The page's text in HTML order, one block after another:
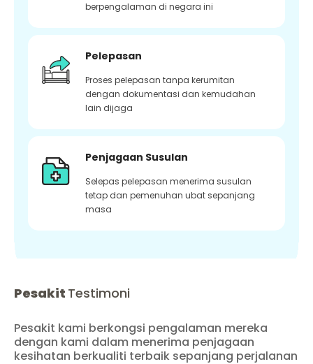
berpengalaman di negara ini
Pelepasan
Proses pelepasan tanpa kerumitan
dengan dokumentasi dan kemudahan
lain dijaga
Penjagaan Susulan
Selepas pelepasan menerima susulan
tetap dan pemenuhan ubat sepanjang
masa
Pesakit Testimoni
Pesakit kami berkongsi pengalaman mereka
dengan kami dalam menerima penjagaan
kesihatan berkualiti terbaik sepanjang perjalanan